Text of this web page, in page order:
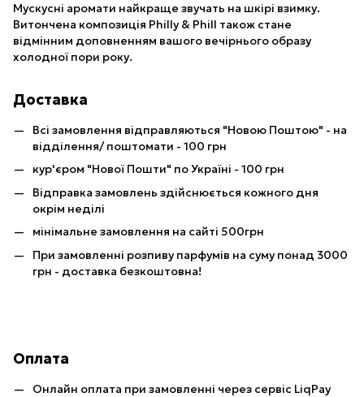
Мускусні аромати найкраще звучать на шкірі взимку.
Витончена композиція Philly & Phill також стане
відмінним доповненням вашого вечірнього образу
холодної пори року.
Доставка
Всі замовлення відправляються "Новою Поштою" - на
відділення/ поштомати - 100 грн
кур'єром "Нової Пошти" по Україні - 100 грн
Відправка замовлень здійснюється кожного дня
окрім неділі
мінімальне замовлення на сайті 500грн
При замовленні розпиву парфумів на суму понад 3000
грн - доставка безкоштовна!
Оплата
Онлайн оплата при замовленні через сервіс LiqPay